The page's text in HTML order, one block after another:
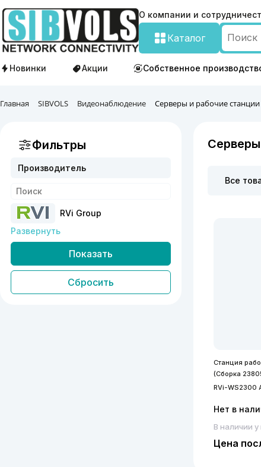
О компании и
Каталог
Новинки Акции Собственное
Главная SIBVOLS Видеонаблюдение Серверы и рабочие станции
Фильтры
Производитель
RVi Group
Развернуть
Все
Станция
(Сборка
RVi-WS2300
Нет в
В наличии
Цена